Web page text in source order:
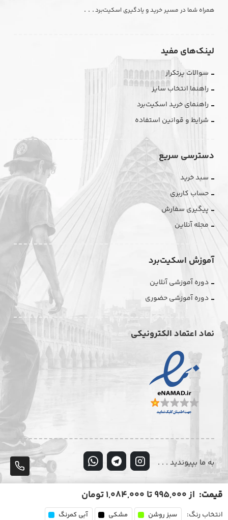
قیمت: از 995,000 تا 1,084,000 تومان
انتخاب رنگ: سبز روشن مشکی آبی کمرنگ
همراه شما در مسیر خرید و یادگیری اسکیت‌برد. . .
لینک‌های مفید
سوالات پرتکرار
راهنما انتخاب سایز
راهنمای خرید اسکیت‌برد
شرایط و قوانین استفاده
دسترسی سریع
سبد خرید
حساب کاربری
پیگیری سفارش
مجله آنلاین
آموزش اسکیت‌برد
دوره آموزشی آنلاین
دوره آموزشی حضوری
نماد اعتماد الکترونیکی
به ما بپیوندید . . .
0939-989-3932